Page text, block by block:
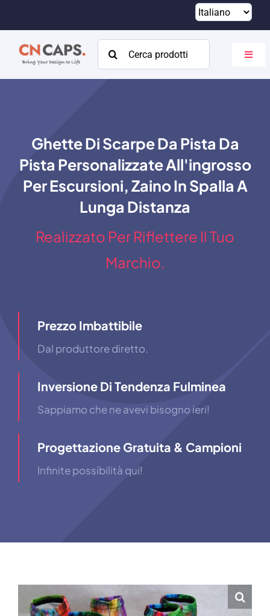
contenuto
Cercare:
Catalogare
Di
Contatto
Ghette Di Scarpe Da Pista Da
Pista Personalizzate All'ingrosso
Per Escursioni, Zaino In Spalla A
Lunga Distanza
Realizzato Per Riflettere Il Tuo
Marchio.
Prezzo Imbattibile
Dal produttore diretto.
Inversione Di Tendenza Fulminea
Sappiamo che ne avevi bisogno ieri!
Progettazione Gratuita & Campioni
Infinite possibilità qui!